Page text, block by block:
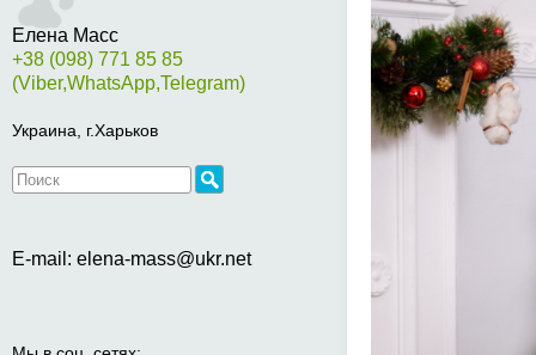
Елена Масс
+38 (098) 771 85 85
(Viber,WhatsApp,Telegram)
Украина, г.Харьков
E-mail: elena-mass@ukr.net